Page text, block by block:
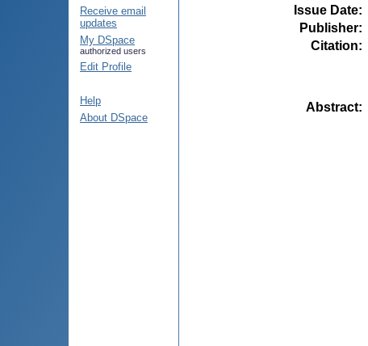
Receive email
updates
My DSpace
authorized users
Edit Profile
Help
About DSpace
Issue Date:
Publisher:
Citation:
Abstract: